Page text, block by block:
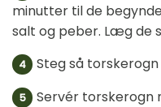
minutter til de
salt og peber. Læg de
4 Steg så
5
Servér torskerogn